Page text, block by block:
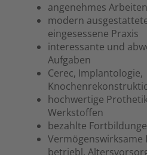
angenehmes
modern
eingesessene Praxis
interessante und
Aufgaben
Cerec, Implantologie,
hochwertige
Werkstoffen
bezahlte
Vermögenswirksame
betriebl.